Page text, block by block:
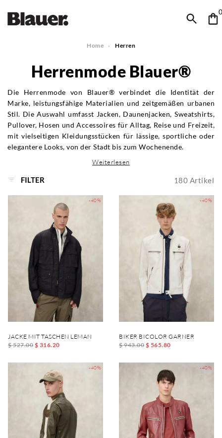
0
Home Herren
Herrenmode Blauer®
Die Herrenmode von Blauer® verbindet die Identität der
Marke, leistungsfähige Materialien und zeitgemäßen urbanen
Stil. Die Auswahl umfasst Jacken, Daunenjacken, Sweatshirts,
Pullover, Hosen und Accessoires für Alltag, Reise und Freizeit,
mit vielseitigen Kleidungsstücken für lässige, sportliche oder
elegantere Looks, von der Stadt bis zum Wochenende.
Weiterlesen
FILTER 180 Artikel
-40%
JACKE MIT TASCHEN LEMAN
$ 527.00 $ 316.20
-40%
BIKER BICOLOR GARNER
$ 943.00 $ 565.80
-40% -40%